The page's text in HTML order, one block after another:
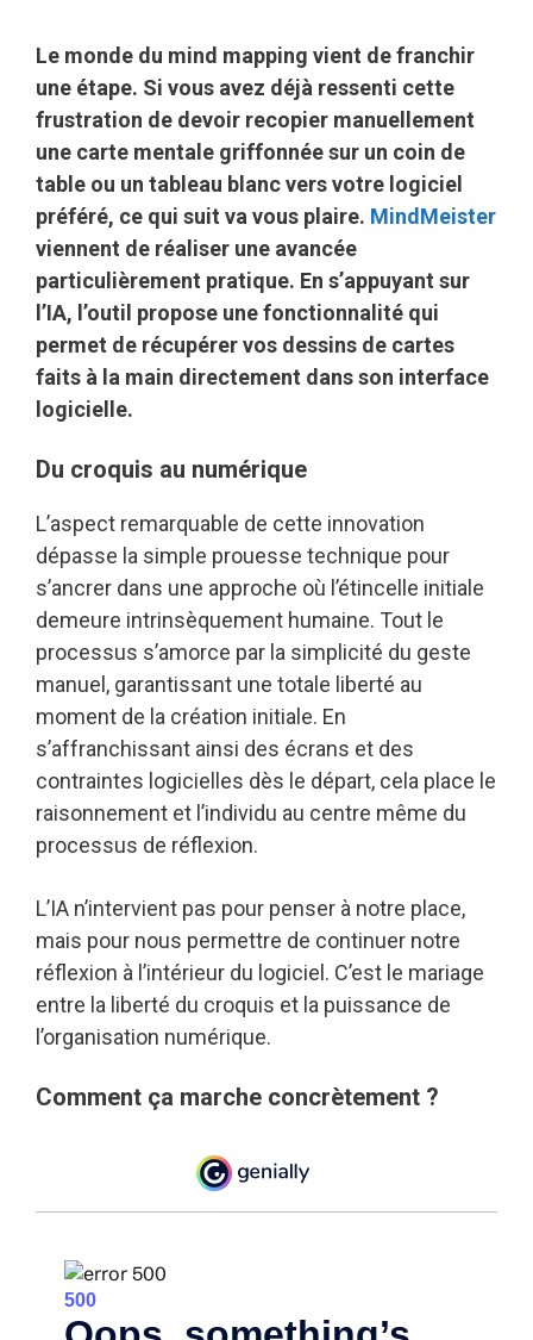
Le monde du mind mapping vient de franchir
une étape. Si vous avez déjà ressenti cette
frustration de devoir recopier manuellement
une carte mentale griffonnée sur un coin de
table ou un tableau blanc vers votre logiciel
préféré, ce qui suit va vous plaire. MindMeister
viennent de réaliser une avancée
particulièrement pratique. En s’appuyant sur
l’IA, l’outil propose une fonctionnalité qui
permet de récupérer vos dessins de cartes
faits à la main directement dans son interface
logicielle.
Du croquis au numérique
L’aspect remarquable de cette innovation
dépasse la simple prouesse technique pour
s’ancrer dans une approche où l’étincelle initiale
demeure intrinsèquement humaine. Tout le
processus s’amorce par la simplicité du geste
manuel, garantissant une totale liberté au
moment de la création initiale. En
s’affranchissant ainsi des écrans et des
contraintes logicielles dès le départ, cela place le
raisonnement et l’individu au centre même du
processus de réflexion.
L’IA n’intervient pas pour penser à notre place,
mais pour nous permettre de continuer notre
réflexion à l’intérieur du logiciel. C’est le mariage
entre la liberté du croquis et la puissance de
l’organisation numérique.
Comment ça marche concrètement ?